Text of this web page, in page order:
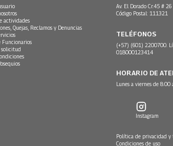
actividades
Quejas, Reclamos y Denuncias
Funcionarios
solicitud
Av. El Dorado Cr.45 # 26
Código Postal: 111321
TELÉFONOS
(+57) (601) 2200700.
018000123414
HORARIO DE
Lunes a viernes de 8:00
Instagram
Política de privacidad y
Condiciones de uso